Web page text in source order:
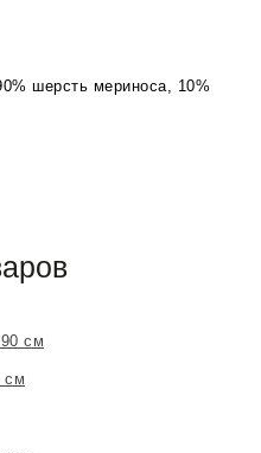
шерсть мериноса, 10%
см